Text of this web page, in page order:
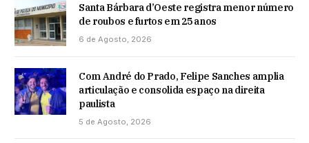
Santa Bárbara d’Oeste registra menor número
de roubos e furtos em 25 anos
6 de Agosto, 2026
Com André do Prado, Felipe Sanches amplia
articulação e consolida espaço na direita
paulista
5 de Agosto, 2026